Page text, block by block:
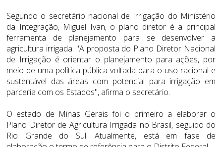
Segundo o secretário nacional de Irrigação do Ministério
da Integração, Miguel Ivan, o plano diretor é a principal
ferramenta de planejamento para se desenvolver a
agricultura irrigada. "A proposta do Plano Diretor Nacional
de Irrigação é orientar o planejamento para ações, por
meio de uma política pública voltada para o uso racional e
sustentável das áreas com potencial para irrigação em
parceria com os Estados", afirma o secretário.
O estado de Minas Gerais foi o primeiro a elaborar o
Plano Diretor de Agricultura Irrigada no Brasil, seguido do
Rio Grande do Sul. Atualmente, está em fase de